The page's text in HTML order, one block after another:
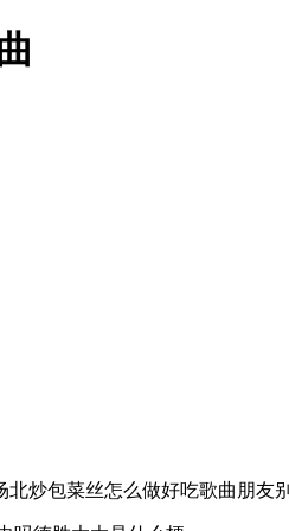
北炒包菜丝怎么做好吃歌曲朋友